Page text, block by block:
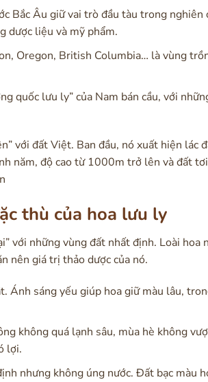
Bắc Âu giữ vai trò đầu tàu trong
dược liệu và mỹ phẩm.
Oregon, British Columbia… là vùng
quốc lưu ly” của Nam bán cầu, với
với đất Việt. Ban đầu, nó xuất hiện lác
năm, độ cao từ 1000m trở lên và đất
thù của hoa lưu ly
với những vùng đất nhất định. Loài
nên giá trị thảo dược của nó.
Ánh sáng yếu giúp hoa giữ màu lâu,
không quá lạnh sâu, mùa hè không
lợi.
nhưng không úng nước. Đất bạc màu